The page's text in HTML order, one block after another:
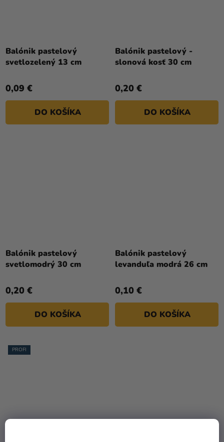
Balónik pastelový
svetlozelený 13 cm
0,09 €
DO KOŠÍKA
Balónik pastelový -
slonová kosť 30 cm
0,20 €
DO KOŠÍKA
Balónik pastelový
svetlomodrý 30 cm
0,20 €
DO KOŠÍKA
Balónik pastelový
levanduľa modrá 26 cm
0,10 €
DO KOŠÍKA
PROFI